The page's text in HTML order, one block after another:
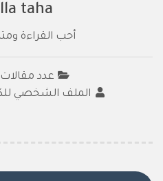
taha
أحب القراءة
عدد مقالات
الملف الشخصي